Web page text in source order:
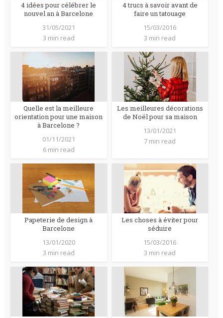
4 idées pour célébrer le
nouvel an à Barcelone
31/05/2021
3 min read
4 trucs à savoir avant de
faire un tatouage
15/03/2016
3 min read
Quelle est la meilleure
orientation pour une maison
à Barcelone ?
01/11/2021
6 min read
Les meilleures décorations
de Noël pour sa maison
13/01/2021
7 min read
Papeterie de design à
Barcelone
13/01/2020
3 min read
Les choses à éviter pour
séduire
15/03/2016
3 min read